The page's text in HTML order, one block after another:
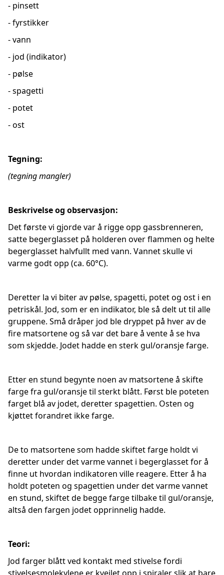
- pinsett
- fyrstikker
- vann
- jod (indikator)
- pølse
- spagetti
- potet
- ost
Tegning:
(tegning mangler)
Beskrivelse og observasjon:
Det første vi gjorde var å rigge opp gassbrenneren,
satte begerglasset på holderen over flammen og helte
begerglasset halvfullt med vann. Vannet skulle vi
varme godt opp (ca. 60°C).
Deretter la vi biter av pølse, spagetti, potet og ost i en
petriskål. Jod, som er en indikator, ble så delt ut til alle
gruppene. Små dråper jod ble dryppet på hver av de
fire matsortene og så var det bare å vente å se hva
som skjedde. Jodet hadde en sterk gul/oransje farge.
Etter en stund begynte noen av matsortene å skifte
farge fra gul/oransje til sterkt blått. Først ble poteten
farget blå av jodet, deretter spagettien. Osten og
kjøttet forandret ikke farge.
De to matsortene som hadde skiftet farge holdt vi
deretter under det varme vannet i begerglasset for å
finne ut hvordan indikatoren ville reagere. Etter å ha
holdt poteten og spagettien under det varme vannet
en stund, skiftet de begge farge tilbake til gul/oransje,
altså den fargen jodet opprinnelig hadde.
Teori:
Jod farger blått ved kontakt med stivelse fordi